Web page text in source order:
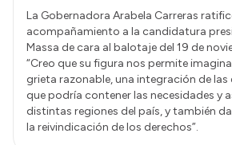
La Gobernadora Arabela Carreras
acompañamiento a la candidatura
Massa de cara al balotaje del 19 de
“Creo que su figura nos permite
grieta razonable, una integración de
que podría contener las necesidades y
distintas regiones del país, y también
la reivindicación de los derechos”.